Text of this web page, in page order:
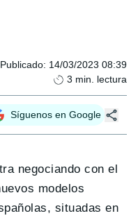
Publicado: 14/03/2023 08:39
3 min. lectura
Síguenos en Google
negociando con el
modelos
situadas en